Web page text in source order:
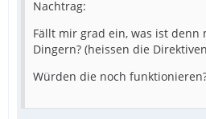
Nachtrag:
Fällt mir grad ein, was ist denn
Dingern? (heissen die
Würden die noch